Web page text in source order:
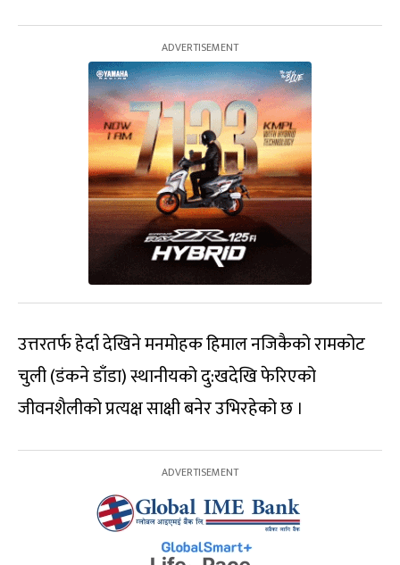
उत्तरतर्फ हेर्दा देखिने मनमोहक हिमाल नजिकैको रामकोट
चुली (डंकने डाँडा) स्थानीयको दु:खदेखि फेरिएको
जीवनशैलीको प्रत्यक्ष साक्षी बनेर उभिरहेको छ ।